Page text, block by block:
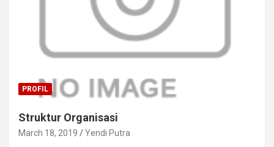
PROFIL
Struktur Organisasi
March 18, 2019 Yendi Putra